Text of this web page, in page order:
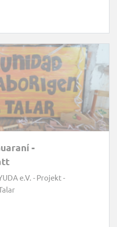
-
e.V. - Projekt -